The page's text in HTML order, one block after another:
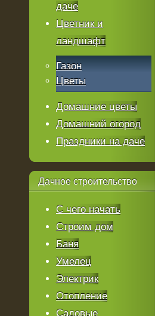
даче
Цветник и
ландшафт
Газон
Цветы
Домашние цветы
Домашний огород
Праздники на даче
Дачное строительство
С чего начать
Строим дом
Баня
Умелец
Электрик
Отопление
Садовые